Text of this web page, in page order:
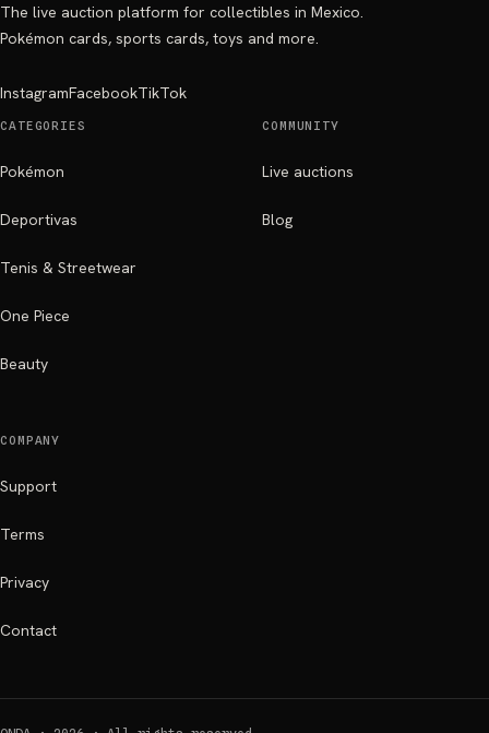
The live auction platform for collectibles in Mexico.
Pokémon cards, sports cards, toys and more.
InstagramFacebookTikTok
CATEGORIES
Pokémon
Deportivas
Tenis & Streetwear
One Piece
Beauty
COMMUNITY
Live auctions
Blog
COMPANY
Support
Terms
Privacy
Contact